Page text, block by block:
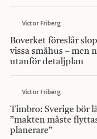
Victor Friberg
Boverket föreslår
vissa småhus – men
utanför detaljplan
Victor Friberg
Timbro: Sverige bör
”makten måste
planerare”